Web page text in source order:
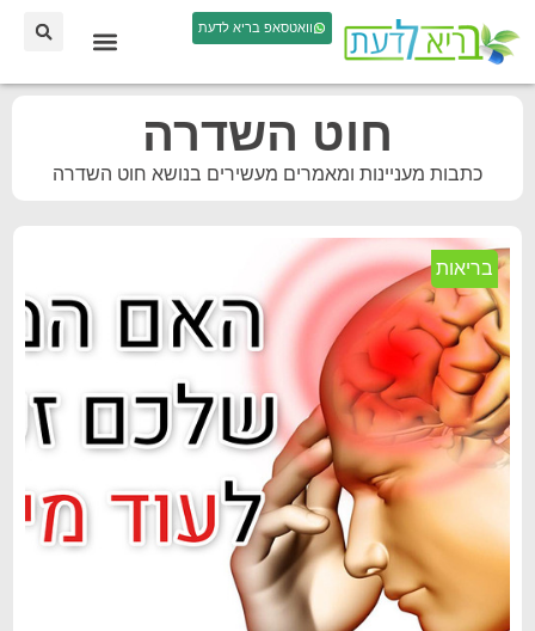
וואטסאפ בריא לדעת
חוט השדרה
כתבות מעניינות ומאמרים מעשירים בנושא חוט השדרה
בריאות